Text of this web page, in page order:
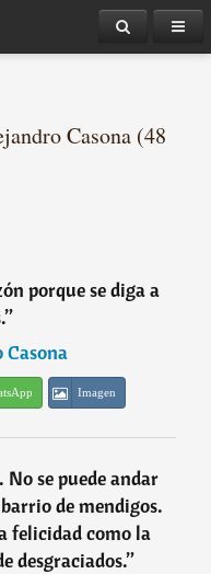
Casona (48
porque se diga a
”
Imagen
No se puede andar
de mendigos.
felicidad como la
desgraciados.”